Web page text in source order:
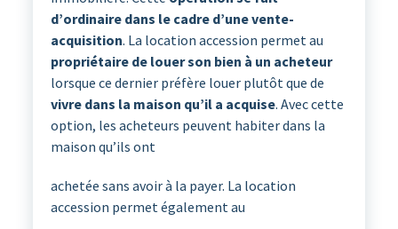
d’ordinaire dans le cadre d’une vente-
acquisition. La location accession permet au
propriétaire de louer son bien à un acheteur
lorsque ce dernier préfère louer plutôt que de
vivre dans la maison qu’il a acquise. Avec cette
option, les acheteurs peuvent habiter dans la
maison qu’ils ont
achetée sans avoir à la payer. La location
accession permet également au